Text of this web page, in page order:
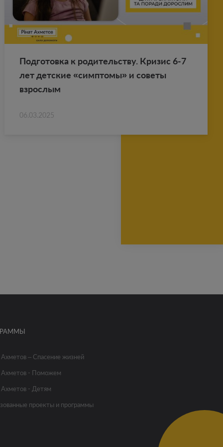
Под­го­тов­ка к ро­ди­тель­ству. Кри­зис 6-7
лет дет­ские «симп­то­мы» и со­ве­ты
взрос­лым
06.03.2025
– Спасение жизней
Ахметов - Поможем
Ахметов - Детям
проекты и программы